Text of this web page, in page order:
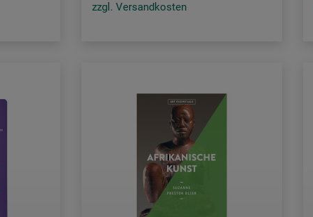
zzgl. Versandkosten